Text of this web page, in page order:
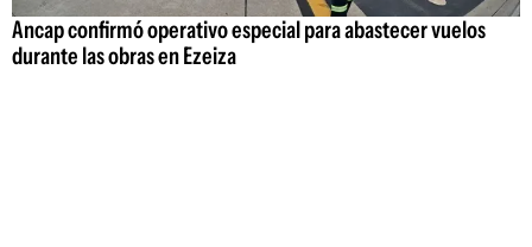
Ancap confirmó operativo especial para abastecer vuelos
durante las obras en Ezeiza